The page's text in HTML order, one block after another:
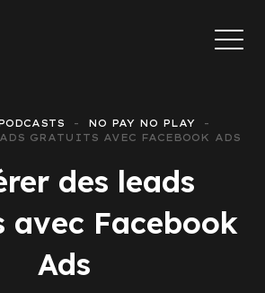
NO PAY NO PLAY
GRATUITS AVEC FACEBOOK ADS
des leads
avec Facebook
Ads